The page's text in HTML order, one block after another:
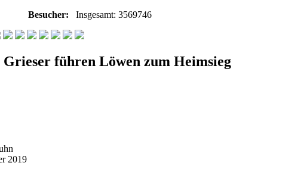
Besucher: Insgesamt: 3569746
führen Löwen zum Heimsieg
2019